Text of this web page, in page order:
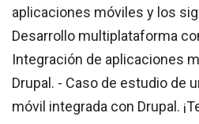
aplicaciones móviles y los
Desarrollo multiplataforma
Integración de aplicaciones
Drupal. - Caso de estudio de
móvil integrada con Drupal.